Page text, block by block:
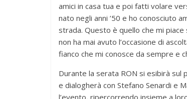
amici in casa tua e poi fatti volare
nato negli anni ’50 e ho conosciuto
strada. Questo è quello che mi
non ha mai avuto l’occasione di
fianco che mi conosce da sempre e
Durante la serata RON si esibirà sul
e dialogherà con Stefano Senardi e